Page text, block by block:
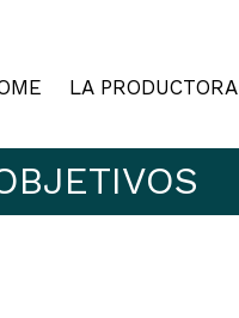
LA PRODUCTORA